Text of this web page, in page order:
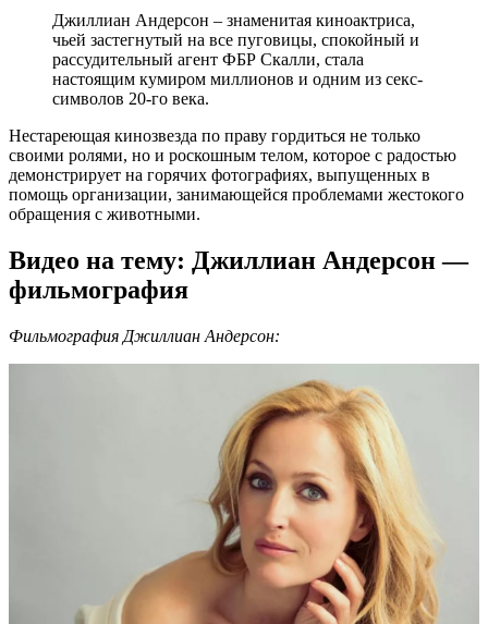
Джиллиан Андерсон – знаменитая киноактриса,
чьей застегнутый на все пуговицы, спокойный и
рассудительный агент ФБР Скалли, стала
настоящим кумиром миллионов и одним из секс-
символов 20-го века.
Нестареющая кинозвезда по праву гордиться не только
своими ролями, но и роскошным телом, которое с радостью
демонстрирует на горячих фотографиях, выпущенных в
помощь организации, занимающейся проблемами жестокого
обращения с животными.
Видео на тему: Джиллиан Андерсон —
фильмография
Фильмография Джиллиан Андерсон: